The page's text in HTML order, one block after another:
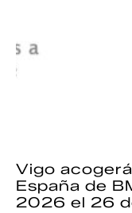
Vigo
España de
2026 el 26